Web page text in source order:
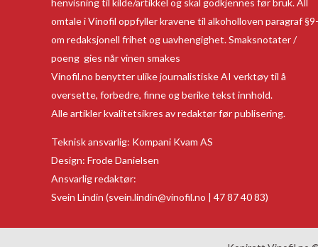
henvisning til kilde/artikkel og skal godkjennes før bruk. All
omtale i Vinofil oppfyller kravene til alkoholloven paragraf
om redaksjonell frihet og uavhengighet. Smaksnotater /
poeng gies når vinen smakes
Vinofil.no benytter ulike journalistiske AI verktøy til å
oversette, forbedre, finne og berike tekst innhold.
Alle artikler kvalitetsikres av redaktør før publisering.
Teknisk ansvarlig: Kompani Kvam AS
Design: Frode Danielsen
Ansvarlig redaktør:
Svein Lindin (svein.lindin@vinofil.no | 47 87 40 83)